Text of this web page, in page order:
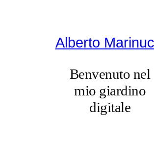
Alberto
Benvenuto nel
mio giardino
digitale